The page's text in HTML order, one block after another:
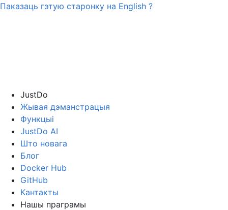
Паказаць гэтую старонку на English ?
JustDo
Жывая дэманстрацыя
Функцыі
JustDo AI
Што новага
Блог
Docker Hub
GitHub
Кантакты
Нашы праграмы